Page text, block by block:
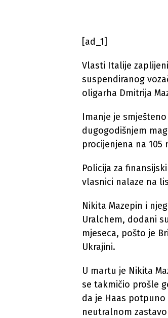
[ad_1]
Vlasti Italije
suspendiranog
oligarha Dmitrija
Imanje je
dugogodišnjem
procijenjena na 105
Policija za
vlasnici nalaze na
Nikita Mazepin i
Uralchem, ​dodani
mjeseca, pošto je
Ukrajini.
U martu je Nikita
se takmičio prošle
da je Haas
neutralnom